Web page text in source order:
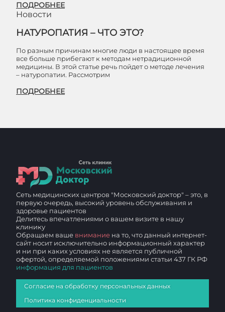
ПОДРОБНЕЕ
Новости
НАТУРОПАТИЯ – ЧТО ЭТО?
По разным причинам многие люди в настоящее время
все больше прибегают к методам нетрадиционной
медицины. В этой статье речь пойдет о методе лечения
– натуропатии. Рассмотрим
ПОДРОБНЕЕ
Сеть медицинских центров "Московский доктор" – это, в
первую очередь, высокий уровень обслуживания и
здоровье пациентов
Делитесь впечатлениями о вашем визите в нашу
клинику
Обращаем ваше внимание на то, что данный интернет-
сайт носит исключительно информационный характер
и ни при каких условиях не является публичной
офертой, определяемой положениями статьи 437 ГК РФ
информация для пациентов
Согласие на обработку персональных данных
Политика конфиденциальности